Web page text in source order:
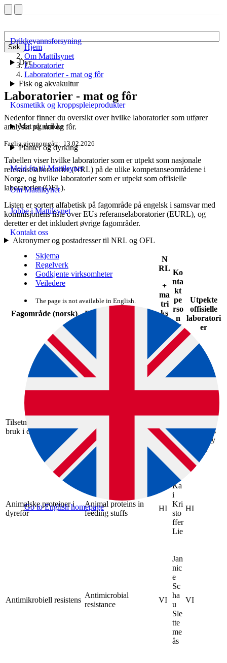
Søk
Drikkevannsforsyning
Dyr
Fisk og akvakultur
Kosmetikk og kroppspleieprodukter
Mat og drikke
Planter og dyrking
Meld fra til Mattilsynet
Om Mattilsynet
Jobbe i Mattilsynet
Kontakt oss
Skjema
Regelverk
Godkjente virksomheter
Veiledere
The page is not available in English.
Go to English homepage
Hjem
Om Mattilsynet
Laboratorier
Laboratorier - mat og fôr
Laboratorier - mat og fôr
Nedenfor finner du oversikt over hvilke laboratorier som utfører
analyser på mat og fôr.
Faglig gjennomgått 13.02.2026
Tabellen viser hvilke laboratorier som er utpekt som nasjonale
referanselaboratorier (NRL) på de ulike kompetanseområdene i
Norge, og hvilke laboratorier som er utpekt som offisielle
laboratorier (OFL).
Listen er sortert alfabetisk på fagområde på engelsk i samsvar med
kommisjonens liste over EUs referanselaboratorier (EURL), og
deretter er det inkludert øvrige fagområder.
Akronymer og postadresser til NRL og OFL
Fagområde (norsk) Fagområde (engelsk)
N
RL
+
ma
tri
ks
fler
e
N
RL
Ko
nta
kt
pe
rso
n
på
N
R
Utpekte
offisielle
laboratori
er
Tilsetningsstoffer til
bruk i dyrefôr
animal nutrition
HI
am
Bel
ghi
t
Analytics
Germany
GmbH
Jena
Animalske proteiner i
dyrefôr
Animal proteins in
feeding stuffs
HI
Ka
i
Kri
sto
ffer
Lie
HI
Antimikrobiell resistens
Antimicrobial
resistance
VI
Jan
nic
e
Sc
ha
u
Sle
tte
me
ås
VI